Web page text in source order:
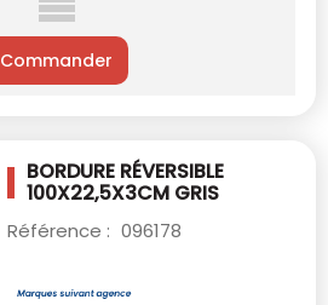
Commander
BORDURE RÉVERSIBLE
100X22,5X3CM GRIS
Référence : 096178